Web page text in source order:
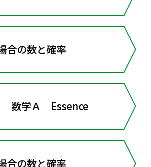
の数と確率
数学Ａ Essence
の数と確率